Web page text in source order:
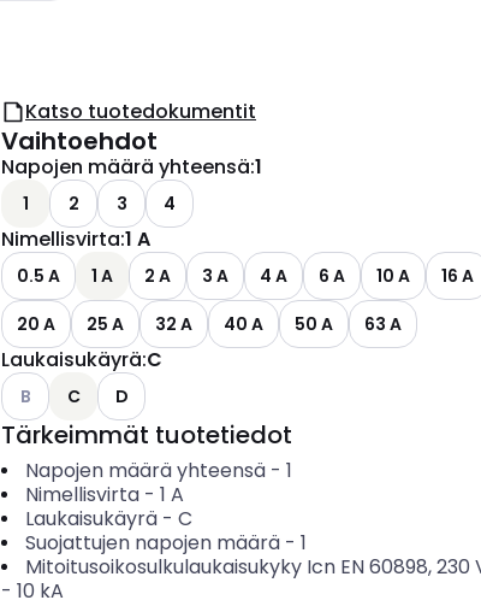
Katso tuotedokumentit
Vaihtoehdot
Napojen määrä yhteensä:1
1 2 3 4
Nimellisvirta:1 A
0.5 A 1 A 2 A 3 A 4 A 6 A 10 A
16 A
20 A
25 A 32 A 40 A 50 A 63 A
Laukaisukäyrä:C
Katso käytettävissä olevat vaihtoehdot
B C D
Tärkeimmät tuotetiedot
Napojen määrä yhteensä- 1
Nimellisvirta- 1 A
Laukaisukäyrä- C
Suojattujen napojen määrä- 1
Mitoitusoikosulkulaukaisukyky Icn EN 60898, 230
- 10 kA